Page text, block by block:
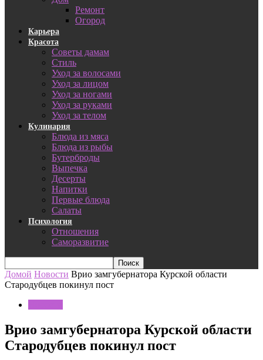
Ремонт
Огород
Карьера
Красота
Советы дамам
Стиль
Уход за волосами
Уход за лицом
Уход за ногами
Уход за руками
Уход за телом
Кулинария
Блюда из мяса
Блюда из рыбы
Бутерброды
Выпечка
Десерты
Напитки
Первые блюда
Салаты
Психология
Отношения
Саморазвитие
Домой Новости Врио замгубернатора Курской области
Стародубцев покинул пост
Врио замгубернатора Курской области
Стародубцев покинул пост